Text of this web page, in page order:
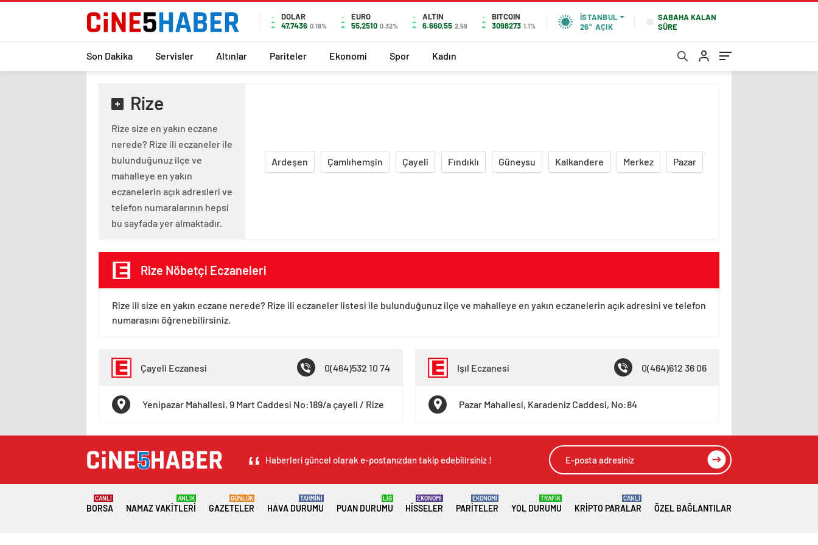
DOLAR
47,7436 0.18%
EURO
55,2510 0.32%
ALTIN
6.660,55 2,59
BITCOIN
3098273 1.1%
İSTANBUL
26° AÇIK
SABAHA KALAN
SÜRE
Son Dakika Servisler Altınlar Pariteler Ekonomi Spor Kadın
Rize
Rize size en yakın eczane
nerede? Rize ili eczaneler ile
bulunduğunuz ilçe ve
mahalleye en yakın
eczanelerin açık adresleri ve
telefon numaralarının hepsi
bu sayfada yer almaktadır.
Ardeşen Çamlıhemşin Çayeli Fındıklı Güneysu Kalkandere Merkez Pazar
Rize Nöbetçi Eczaneleri
Rize ili size en yakın eczane nerede? Rize ili eczaneler listesi ile bulunduğunuz ilçe ve mahalleye en yakın eczanelerin açık adresini ve telefon
numarasını öğrenebilirsiniz.
Çayeli Eczanesi 0(464)532 10 74
Yenipazar Mahallesi, 9 Mart Caddesi No:189/a çayeli / Rize
Işıl Eczanesi 0(464)612 36 06
Pazar Mahallesi, Karadeniz Caddesi, No:84
Haberleri güncel olarak e-postanızdan takip edebilirsiniz !
BORSA
CANLI
NAMAZ VAKITLERI
ANLIK
GAZETELER
GÜNLÜK
HAVA DURUMU
TAHMİNİ
PUAN DURUMU
LİG
HISSELER
EKONOMİ
PARITELER
EKONOMİ
YOL DURUMU
TRAFİK
KRIPTO PARALAR
CANLI
ÖZEL BAĞLANTILAR